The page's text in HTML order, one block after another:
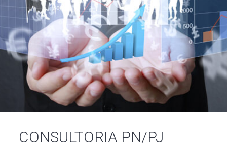
CONSULTORIA PN/PJ